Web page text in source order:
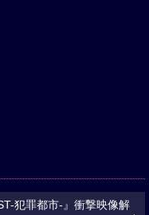
犯罪都市-』衝撃映像解